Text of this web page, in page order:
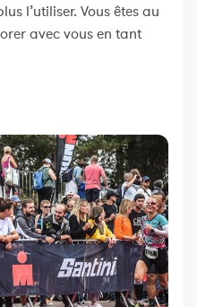
l’utiliser. Vous êtes au
avec vous en tant